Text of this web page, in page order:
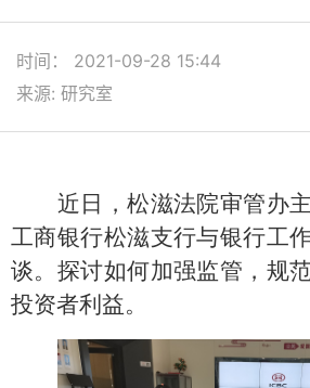
时间： 2021-09-28 15:44
来源: 研究室
近日，松滋法院审管办
工商银行松滋支行与银行工
谈。探讨如何加强监管，规
投资者利益。